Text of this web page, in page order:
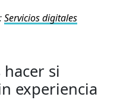
Servicios digitales
si
experiencia